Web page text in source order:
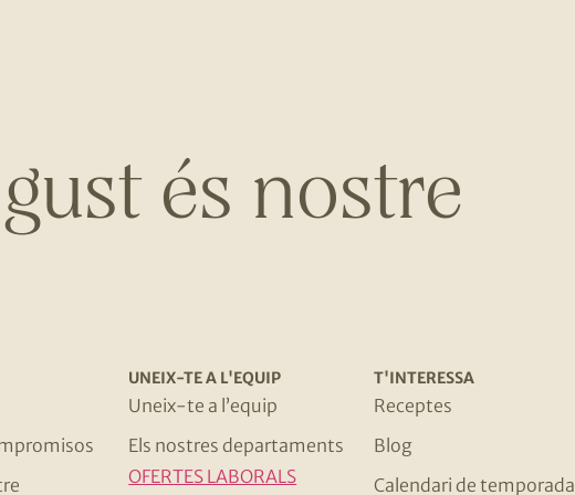
és nostre
UNEIX-TE A L'EQUIP
Uneix-te a l’equip
Els nostres departaments
OFERTES LABORALS
T'INTERESSA
Receptes
Blog
Calendari de temporada